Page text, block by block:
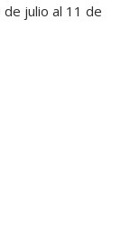
julio al 11 de